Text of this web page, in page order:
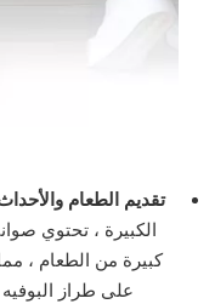
تقديم الطعام
الكبيرة ، تحتوي
كبيرة من الطعام ،
على طراز